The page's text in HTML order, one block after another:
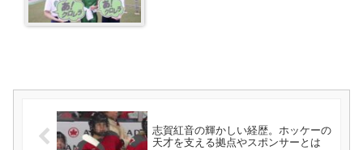
志賀紅音の輝かしい経歴。ホッケーの
天才を支える拠点やスポンサーとは